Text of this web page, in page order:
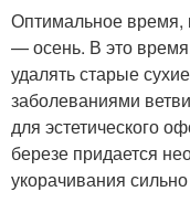
Оптимальное время,
— осень. В это
удалять старые
заболеваниями
для эстетического
березе придается
укорачивания